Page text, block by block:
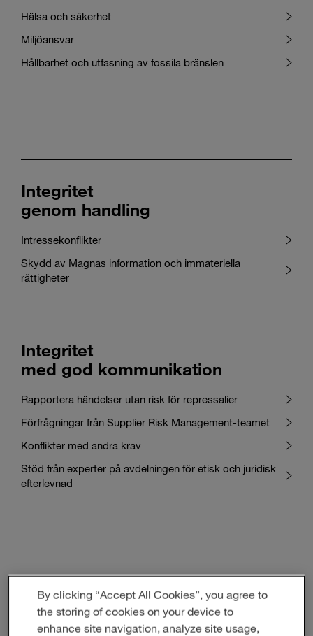
Hälsa och säkerhet
Miljöansvar
Hållbarhet och utfasning av fossila bränslen
Integritet
genom handling
Intressekonflikter
Skydd av Magnas information och immateriella
rättigheter
Integritet
med god kommunikation
Rapportera händelser utan risk för repressalier
Förfrågningar från Supplier Risk Management-teamet
Konflikter med andra krav
Stöd från experter på avdelningen för etisk och juridisk
efterlevnad
Integritet
i affärsrelationer
By clicking “Accept All Cookies”, you agree to
the storing of cookies on your device to
enhance site navigation, analyze site usage,